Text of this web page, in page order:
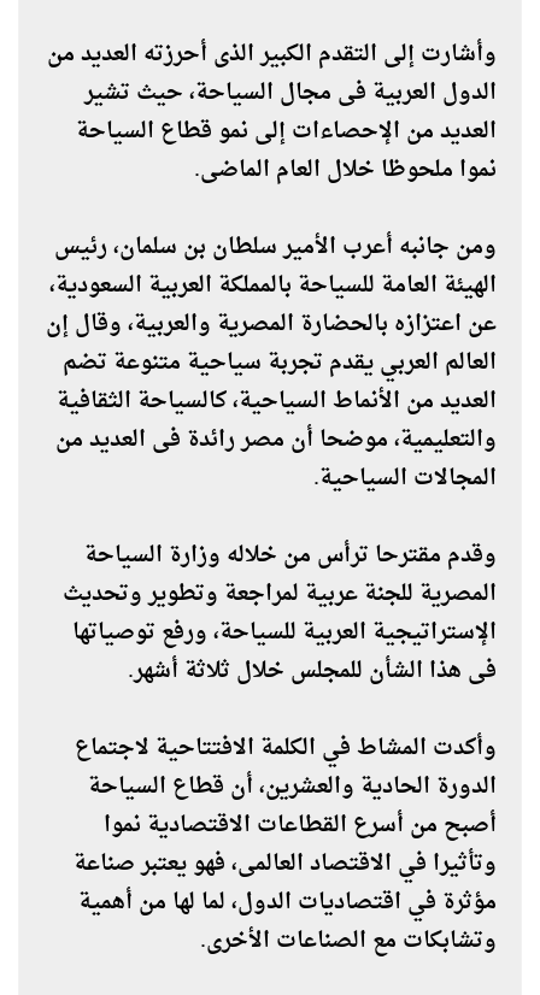
وأشارت إلى التقدم الكبير الذى أحرزته العديد من
الدول العربية فى مجال السياحة، حيث تشير
العديد من الإحصاءات إلى نمو قطاع السياحة
نموا ملحوظا خلال العام الماضى.
ومن جانبه أعرب الأمير سلطان بن سلمان، رئيس
الهيئة العامة للسياحة بالمملكة العربية السعودية،
عن اعتزازه بالحضارة المصرية والعربية، وقال إن
العالم العربي يقدم تجربة سياحية متنوعة تضم
العديد من الأنماط السياحية، كالسياحة الثقافية
والتعليمية، موضحا أن مصر رائدة فى العديد من
المجالات السياحية.
وقدم مقترحا ترأس من خلاله وزارة السياحة
المصرية للجنة عربية لمراجعة وتطوير وتحديث
الإستراتيجية العربية للسياحة، ورفع توصياتها
فى هذا الشأن للمجلس خلال ثلاثة أشهر.
وأكدت المشاط في الكلمة الافتتاحية لاجتماع
الدورة الحادية والعشرين، أن قطاع السياحة
أصبح من أسرع القطاعات الاقتصادية نموا
وتأثيرا في الاقتصاد العالمى، فهو يعتبر صناعة
مؤثرة في اقتصاديات الدول، لما لها من أهمية
وتشابكات مع الصناعات الأخرى.